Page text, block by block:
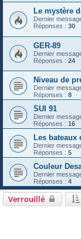
Le mystère
Dernier
Réponses : 30
GER-89
Dernier
Réponses : 24
Niveau de
Dernier
Réponses : 8
SUI 91
Dernier
Réponses : 16
Les bateaux
Dernier
Réponses : 5
Couleur
Dernier
Réponses : 4
Verrouillé